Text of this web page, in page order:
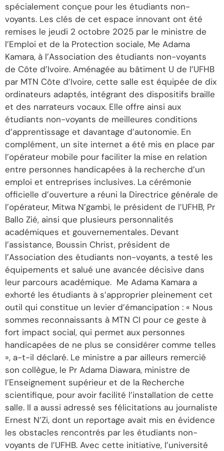
spécialement conçue pour les étudiants non-
voyants. Les clés de cet espace innovant ont été
remises le jeudi 2 octobre 2025 par le ministre de
l’Emploi et de la Protection sociale, Me Adama
Kamara, à l’Association des étudiants non-voyants
de Côte d’Ivoire. Aménagée au bâtiment U de l’UFHB
par MTN Côte d’Ivoire, cette salle est équipée de dix
ordinateurs adaptés, intégrant des dispositifs braille
et des narrateurs vocaux. Elle offre ainsi aux
étudiants non-voyants de meilleures conditions
d’apprentissage et davantage d’autonomie. En
complément, un site internet a été mis en place par
l’opérateur mobile pour faciliter la mise en relation
entre personnes handicapées à la recherche d’un
emploi et entreprises inclusives. La cérémonie
officielle d’ouverture a réuni la Directrice générale de
l’opérateur, Mitwa N’gambi, le président de l’UFHB, Pr
Ballo Zié, ainsi que plusieurs personnalités
académiques et gouvernementales. Devant
l’assistance, Boussin Christ, président de
l’Association des étudiants non-voyants, a testé les
équipements et salué une avancée décisive dans
leur parcours académique. Me Adama Kamara a
exhorté les étudiants à s’approprier pleinement cet
outil qui constitue un levier d’émancipation : « Nous
sommes reconnaissants à MTN CI pour ce geste à
fort impact social, qui permet aux personnes
handicapées de ne plus se considérer comme telles
», a-t-il déclaré. Le ministre a par ailleurs remercié
son collègue, le Pr Adama Diawara, ministre de
l’Enseignement supérieur et de la Recherche
scientifique, pour avoir facilité l’installation de cette
salle. Il a aussi adressé ses félicitations au journaliste
Ernest N’Zi, dont un reportage avait mis en évidence
les obstacles rencontrés par les étudiants non-
voyants de l’UFHB. Avec cette initiative, l’université